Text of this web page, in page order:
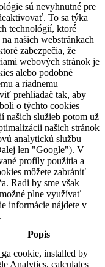
sú nevyhnutné pre
To sa týka
technológií, ktoré
našich webstránkach
zabezpečia, že
webových stránok je
alebo podobné
a riadnemu
prehliadač tak, aby
o týchto cookies
našich služieb potom už
našich stránok
analytickú službu
len "Google"). V
profily použitia a
môžete zabrániť
Radi by sme však
plne využívať
informácie nájdete v
Popis
cookie, installed by
Analytics, calculates